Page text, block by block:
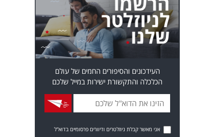
העידכונים והסיפורים החמים של עולם
הכלכלה והתקשורת ישירות במייל שלכם
אני מאשר קבלת ניוזלטרים ודיוורים פרסומיים בדוא"ל